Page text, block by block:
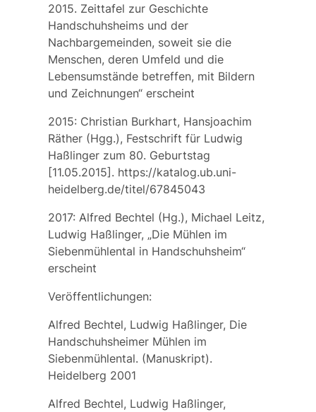
2015. Zeittafel zur Geschichte
Handschuhsheims und der
Nachbargemeinden, soweit sie die
Menschen, deren Umfeld und die
Lebensumstände betreffen, mit Bildern
und Zeichnungen“ erscheint
2015: Christian Burkhart, Hansjoachim
Räther (Hgg.), Festschrift für Ludwig
Haßlinger zum 80. Geburtstag
[11.05.2015]. https://katalog.ub.uni-
heidelberg.de/titel/67845043
2017: Alfred Bechtel (Hg.), Michael Leitz,
Ludwig Haßlinger, „Die Mühlen im
Siebenmühlental in Handschuhsheim“
erscheint
Veröffentlichungen:
Alfred Bechtel, Ludwig Haßlinger, Die
Handschuhsheimer Mühlen im
Siebenmühlental. (Manuskript).
Heidelberg 2001
Alfred Bechtel, Ludwig Haßlinger,